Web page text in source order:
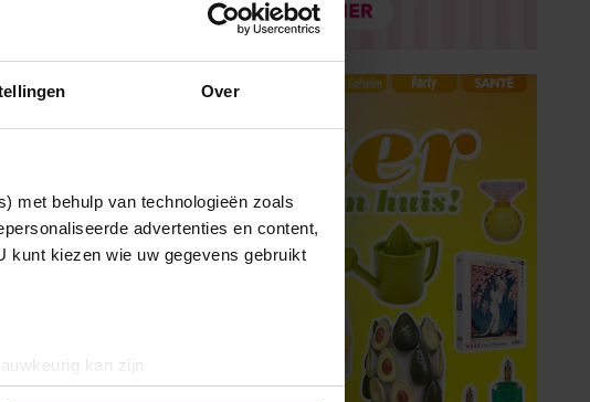
Over
met behulp van technologieën zoals
advertenties en content,
kunt kiezen wie uw gegevens gebruikt
kan zijn
(fingerprinting)